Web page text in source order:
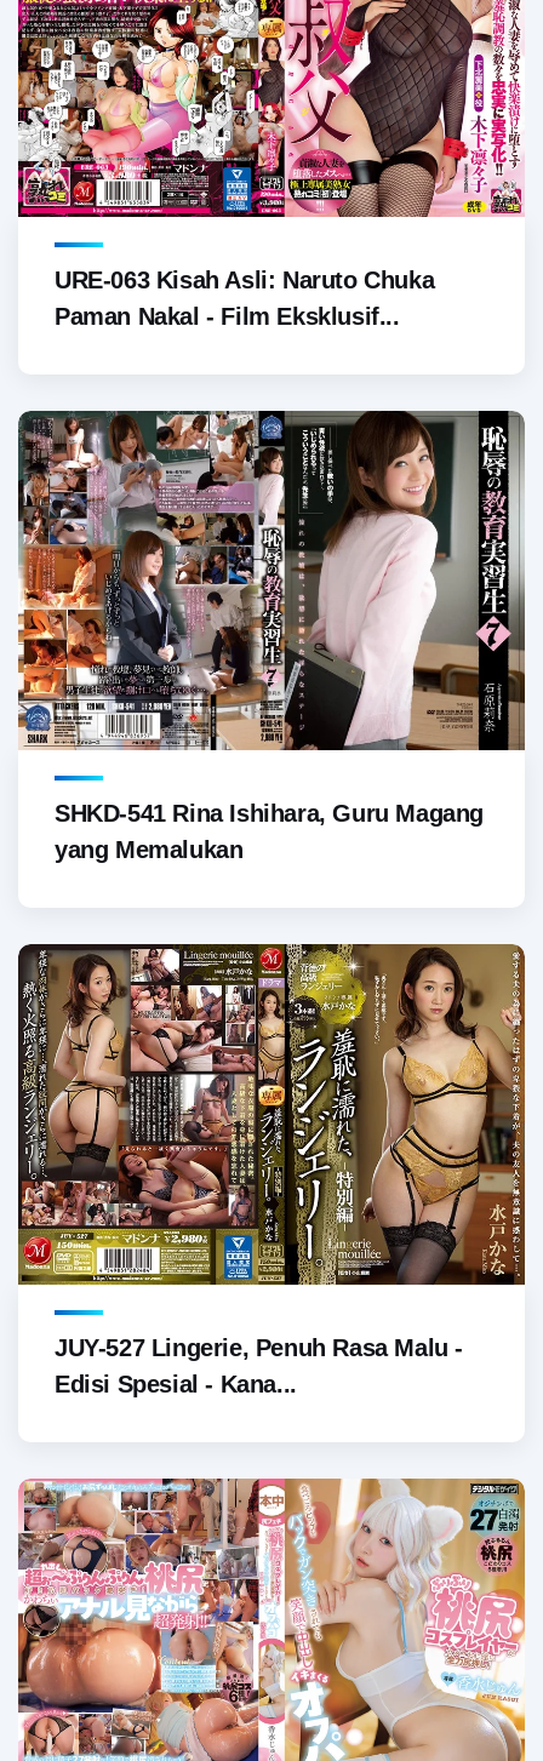
URE-063 Kisah Asli: Naruto Chuka
Paman Nakal - Film Eksklusif...
SHKD-541 Rina Ishihara, Guru Magang
yang Memalukan
JUY-527 Lingerie, Penuh Rasa Malu -
Edisi Spesial - Kana...